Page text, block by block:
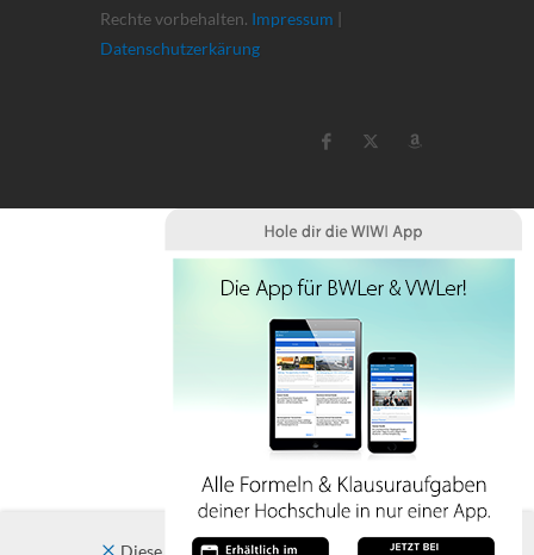
Rechte vorbehalten. Impressum |
Datenschutzerkärung
Diese Website verwendet Cookies. Indem